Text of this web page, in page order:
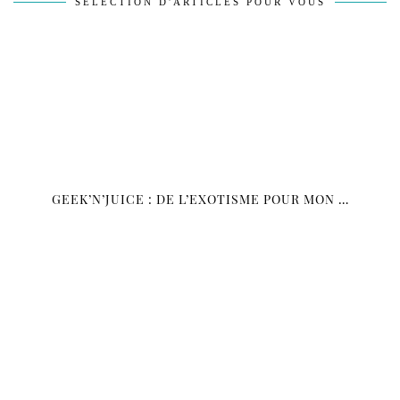
GEEK’N’JUICE : DE L’EXOTISME POUR MON …